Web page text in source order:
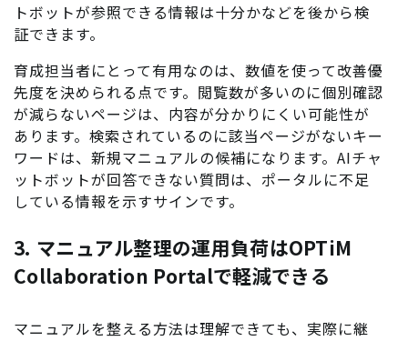
トボットが参照できる情報は十分かなどを後から検
証できます。
育成担当者にとって有用なのは、数値を使って改善優
先度を決められる点です。閲覧数が多いのに個別確認
が減らないページは、内容が分かりにくい可能性が
あります。検索されているのに該当ページがないキー
ワードは、新規マニュアルの候補になります。AIチャ
ットボットが回答できない質問は、ポータルに不足
している情報を示すサインです。
3. マニュアル整理の運用負荷はOPTiM
Collaboration Portalで軽減できる
マニュアルを整える方法は理解できても、実際に継